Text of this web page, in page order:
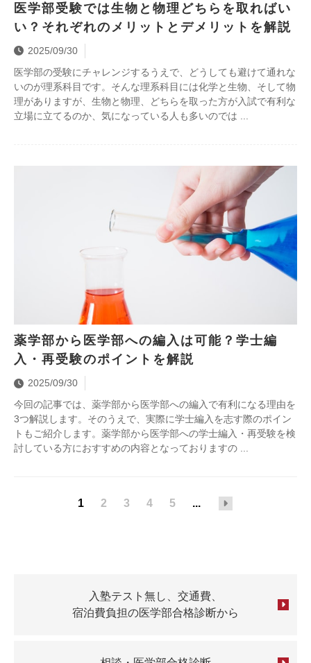
医学部受験では生物と物理どちらを取ればい
い？それぞれのメリットとデメリットを解説
2025/09/30
医学部の受験にチャレンジするうえで、どうしても避けて通れな
いのが理系科目です。そんな理系科目には化学と生物、そして物
理がありますが、生物と物理、どちらを取った方が入試で有利な
立場に立てるのか、気になっている人も多いのでは
薬学部から医学部への編入は可能？学士編
入・再受験のポイントを解説
2025/09/30
今回の記事では、薬学部から医学部への編入で有利になる理由を
3つ解説します。そのうえで、実際に学士編入を志す際のポイン
トもご紹介します。薬学部から医学部への学士編入・再受験を検
討している方におすすめの内容となっておりますの
1 2 3 4 5 ...
入塾テスト無し、交通費、
宿泊費負担の医学部合格診断から